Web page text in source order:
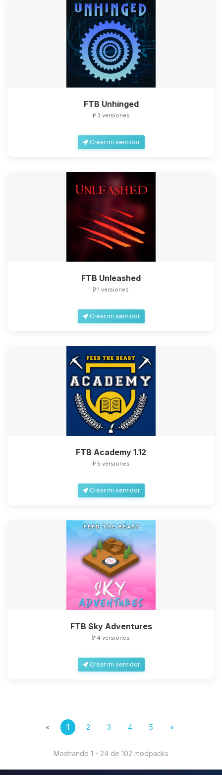
FTB Unhinged
3 versiones
Crear mi servidor
FTB Unleashed
1 versiones
Crear mi servidor
FTB Academy 1.12
5 versiones
Crear mi servidor
FTB Sky Adventures
4 versiones
Crear mi servidor
« 1 2 3 4 5 »
Mostrando 1 - 24 de 102 modpacks